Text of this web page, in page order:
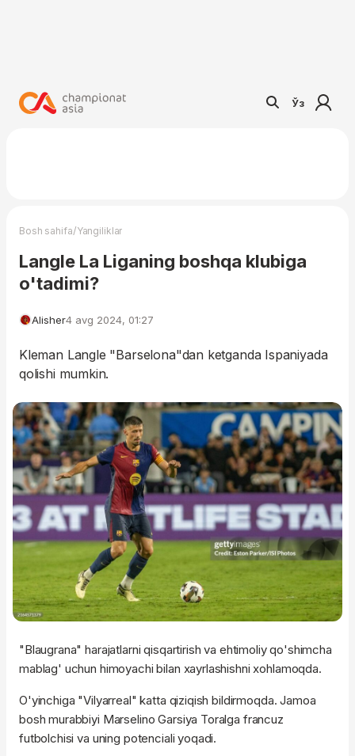
Ўз
Bosh sahifa/Yangiliklar
Langle La Liganing boshqa klubiga
o'tadimi?
Alisher4 avg 2024, 01:27
Kleman Langle "Barselona"dan ketganda Ispaniyada
qolishi mumkin.
"Blaugrana" harajatlarni qisqartirish va ehtimoliy qo'shimcha
mablag' uchun himoyachi bilan xayrlashishni xohlamoqda.
O'yinchiga "Vilyarreal" katta qiziqish bildirmoqda. Jamoa
bosh murabbiyi Marselino Garsiya Toralga francuz
futbolchisi va uning potenciali yoqadi.